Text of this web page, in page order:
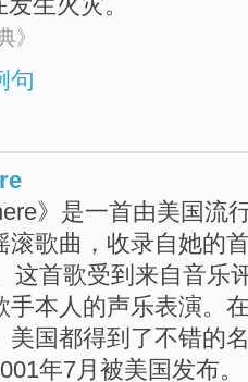
》
句
》是一首由美国流
滚歌曲，收录自她的
这首歌受到来自音
手本人的声乐表演。
美国都得到了不错的
年7月被美国发布。